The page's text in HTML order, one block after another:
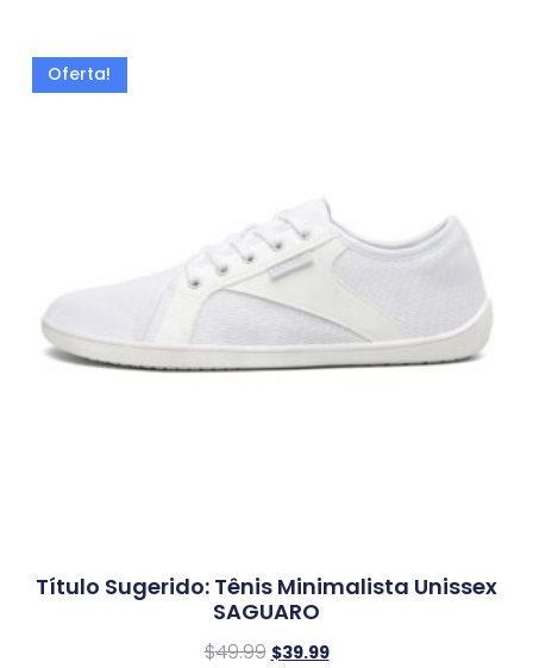
Oferta!
Título Sugerido: Tênis Minimalista Unissex
SAGUARO
$49.99 $39.99